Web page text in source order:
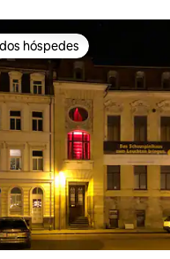
preferidos dos hóspedes
hóspedes